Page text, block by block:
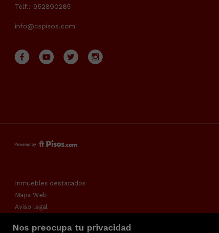
Nos preocupa tu privacidad
Telf.: 952890285
info@cspisos.com
Inmuebles destacados
Mapa Web
Aviso legal
Política de cookies